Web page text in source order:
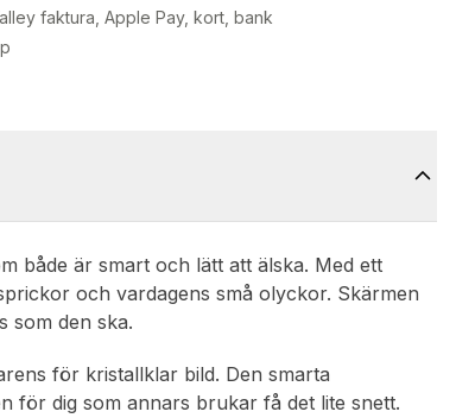
faktura, Apple Pay, kort, bank
både är smart och lätt att älska. Med ett
och vardagens små olyckor. Skärmen
som den ska.
för kristallklar bild. Den smarta
för dig som annars brukar få det lite snett.